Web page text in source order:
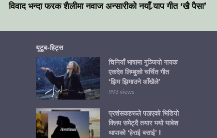
विवाद भन्दा फरक शैलीमा नवाज अन्सारीको नयाँ र्‍याप गीत ‘खै पैसा’
यूटूब-हिट्स
चिनियाँ भाषामा गुञ्जियो गायक
एकदेव लिम्बुको चर्चित गीत
‘झिम झिमाउने आँखैले’
993 views
प्रशंसकहरूले पठाएको भिडियो
क्लिप समेट्दै तयार भयो याबेश
थापाको ‘हेराई बसाई’ !